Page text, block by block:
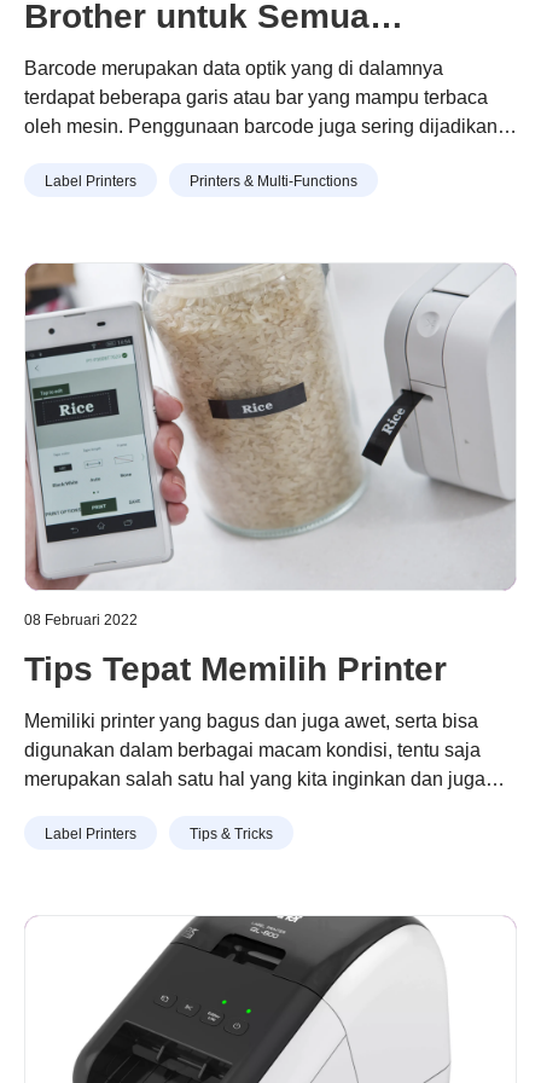
Brother untuk Semua
Kebutuhan Anda
Barcode merupakan data optik yang di dalamnya
terdapat beberapa garis atau bar yang mampu terbaca
oleh mesin. Penggunaan barcode juga sering dijadikan
dengan cepat dan akurat. Tak heran, jika teknologi
perusahaan. Dalam mendesain sebuah barcode …
untuk Semua Kebutuhan Anda”
Label Printers Printers & Multi-Functions
08 Februari 2022
Tips Tepat Memilih Printer
Memiliki printer yang bagus dan juga awet, serta bisa
digunakan dalam berbagai macam kondisi, tentu saja
merupakan salah satu hal yang kita inginkan dan juga
printer. Oleh karena itu, Anda sebagai pengguna harus
Label Printers Tips & Tricks